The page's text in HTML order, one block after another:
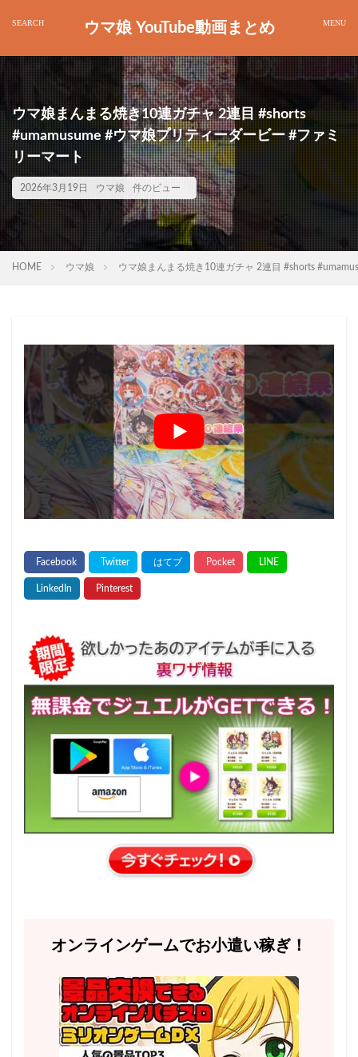
ウマ娘 YouTube動画まとめ
ウマ娘まんまる焼き10連ガチャ 2連目 #shorts
#umamusume #ウマ娘プリティーダービー #ファミ
リーマート
2026年3月19日 ウマ娘 件のビュー
HOME ウマ娘 ウマ娘まんまる焼き10連ガチャ 2連目 #shorts
オンラインゲームでお小遣い稼ぎ！